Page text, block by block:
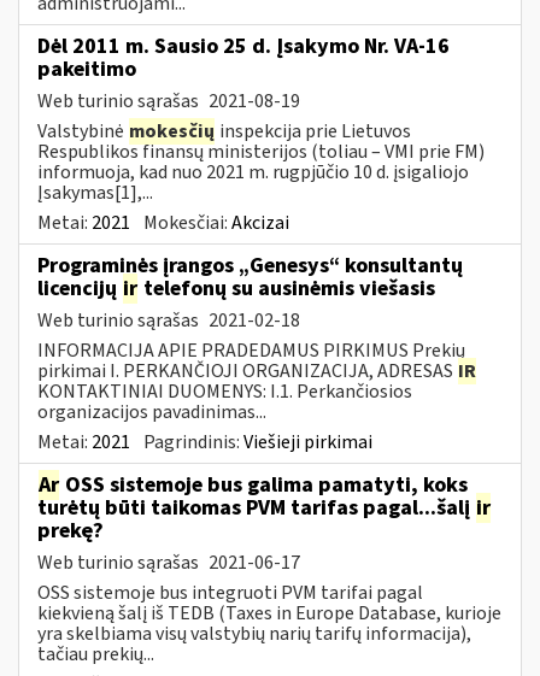
Dėl 2011 m. Sausio 25 d. Įsakymo Nr. VA-16
pakeitimo
Web turinio sąrašas 2021-08-19
Valstybinė mokesčių inspekcija prie Lietuvos
Respublikos finansų ministerijos (toliau – VMI prie FM)
informuoja, kad nuo 2021 m. rugpjūčio 10 d. įsigaliojo
Įsakymas[1],...
Metai: 2021 Mokesčiai:Akcizai
Programinės įrangos „Genesys“ konsultantų
licencijų ir telefonų su ausinėmis viešasis
Web turinio sąrašas 2021-02-18
INFORMACIJA APIE PRADEDAMUS PIRKIMUS Prekių
pirkimai I. PERKANČIOJI ORGANIZACIJA, ADRESAS IR
KONTAKTINIAI DUOMENYS: I.1. Perkančiosios
organizacijos pavadinimas...
Metai: 2021 Pagrindinis:Viešieji pirkimai
Ar OSS sistemoje bus galima pamatyti, koks
turėtų būti taikomas PVM tarifas pagal...šalį ir
prekę?
Web turinio sąrašas 2021-06-17
OSS sistemoje bus integruoti PVM tarifai pagal
kiekvieną šalį iš TEDB (Taxes in Europe Database, kurioje
yra skelbiama visų valstybių narių tarifų informacija),
tačiau prekių...